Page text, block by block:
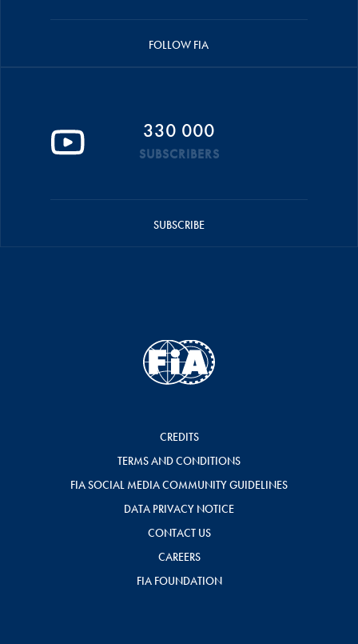
FOLLOW FIA
330 000
SUBSCRIBERS
SUBSCRIBE
CREDITS
TERMS AND CONDITIONS
FIA SOCIAL MEDIA COMMUNITY GUIDELINES
DATA PRIVACY NOTICE
CONTACT US
CAREERS
FIA FOUNDATION